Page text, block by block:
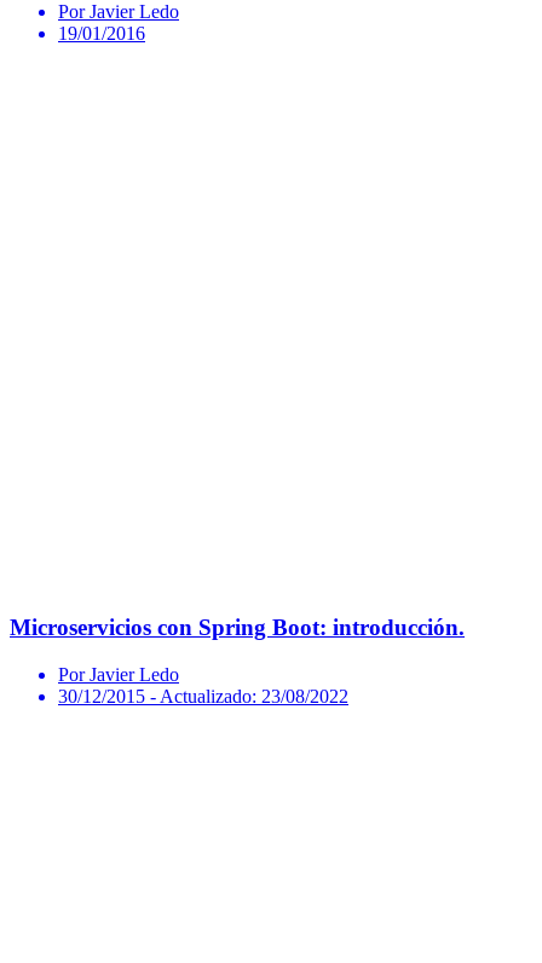
Por Javier Ledo
19/01/2016
Microservicios con Spring Boot: introducción.
Por Javier Ledo
30/12/2015 - Actualizado: 23/08/2022